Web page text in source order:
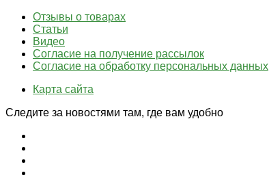
Отзывы о товарах
Статьи
Видео
Согласие на получение рассылок
Согласие на обработку персональных данных
Карта сайта
Следите за новостями там, где вам удобно